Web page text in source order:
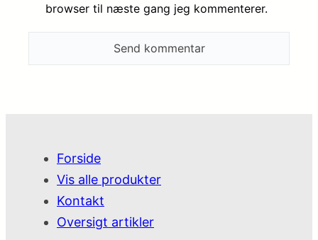
browser til næste gang jeg kommenterer.
Forside
Vis alle produkter
Kontakt
Oversigt artikler